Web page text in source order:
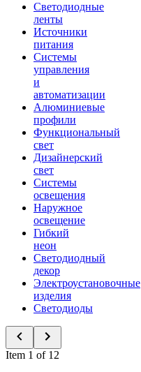
Светодиодные
ленты
Источники
питания
Системы
управления
и
автоматизации
Алюминиевые
профили
Функциональный
свет
Дизайнерский
свет
Системы
освещения
Наружное
освещение
Гибкий
неон
Светодиодный
декор
Электроустановочные
изделия
Светодиоды
Item 1 of 12